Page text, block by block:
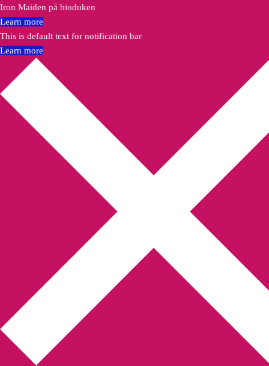
Iron Maiden på bioduken
Learn more
This is default text for notification bar
Learn more